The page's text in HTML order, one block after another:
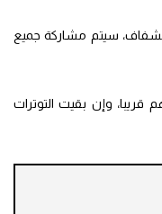
سيتم مشاركة جميع
قريبا، وإن بقيت التوترات